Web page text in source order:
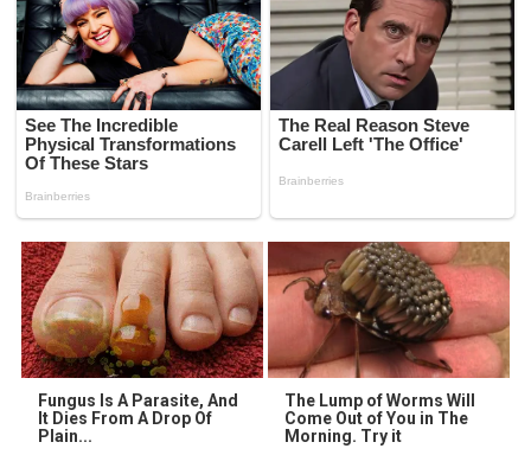
Fungus Is A Parasite, And
It Dies From A Drop Of
Plain...
The Lump of Worms Will
Come Out of You in The
Morning. Try it